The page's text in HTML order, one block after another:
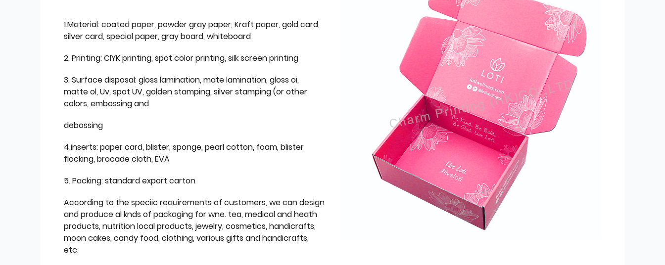
1.Material: coated paper, powder gray paper, Kraft paper, gold card,
silver card, special paper, gray board, whiteboard
2. Printing: ClYK printing, spot color printing, silk screen printing
3. Surface disposal: gloss lamination, mate lamination, gloss oi,
matte ol, Uv, spot UV, golden stamping, silver stamping (or other
colors, embossing and
debossing
4.inserts: paper card, blister, sponge, pearl cotton, foam, blister
flocking, brocade cloth, EVA
5. Packing: standard export carton
According to the speciic reauirements of customers, we can design
and produce al knds of packaging for wne. tea, medical and heath
products, nutrition local products, jewelry, cosmetics, handicrafts,
moon cakes, candy food, clothing, various gifts and handicrafts,
etc.